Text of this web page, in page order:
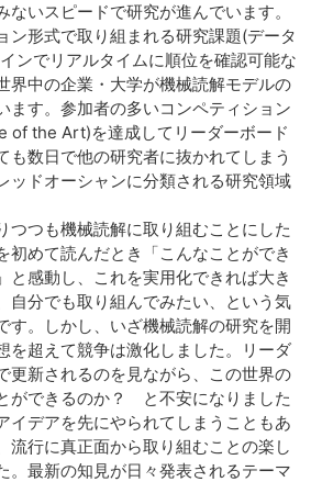
ないスピードで研究が進んでいます。
ン形式で取り組まれる研究課題(データ
ンでリアルタイムに順位を確認可能な
界中の企業・大学が機械読解モデルの
ます。参加者の多いコンペティション
of the Art)を達成してリーダーボード
も数日で他の研究者に抜かれてしまう
ッドオーシャンに分類される研究領域
つつも機械読解に取り組むことにした
初めて読んだとき「こんなことができ
と感動し、これを実用化できれば大き
自分でも取り組んでみたい、という気
す。しかし、いざ機械読解の研究を開
を超えて競争は激化しました。リーダ
更新されるのを見ながら、この世界の
ができるのか？ と不安になりました
イデアを先にやられてしまうこともあ
流行に真正面から取り組むことの楽し
。最新の知見が日々発表されるテーマ